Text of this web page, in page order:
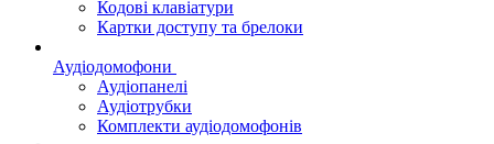
Кодові клавіатури
Картки доступу та брелоки
Аудіодомофони
Аудіопанелі
Аудіотрубки
Комплекти аудіодомофонів